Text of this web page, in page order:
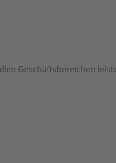
Geschäftsbereichen